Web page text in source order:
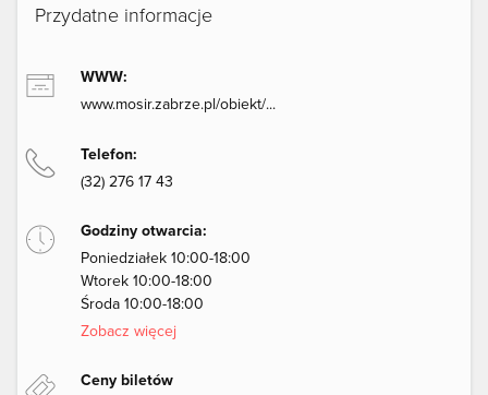
Przydatne informacje
WWW:
www.mosir.zabrze.pl/obiekt/...
Telefon:
(32) 276 17 43
Godziny otwarcia:
Poniedziałek 10:00-18:00
Wtorek 10:00-18:00
Środa 10:00-18:00
Zobacz więcej
Ceny biletów